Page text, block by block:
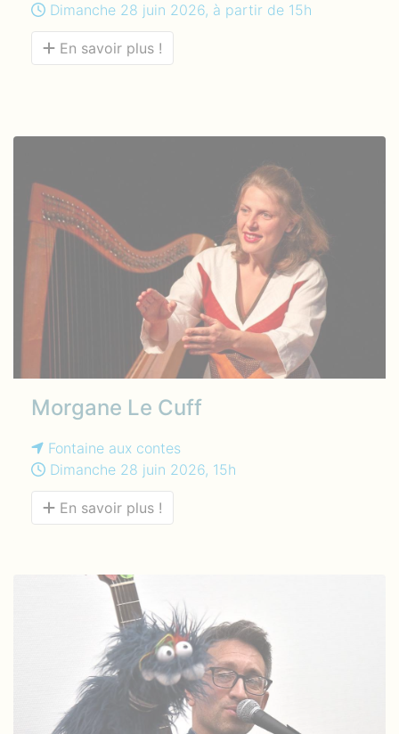
Dimanche 28 juin 2026, à partir de 15h
En savoir plus !
Morgane Le Cuff
Fontaine aux contes
Dimanche 28 juin 2026, 15h
En savoir plus !